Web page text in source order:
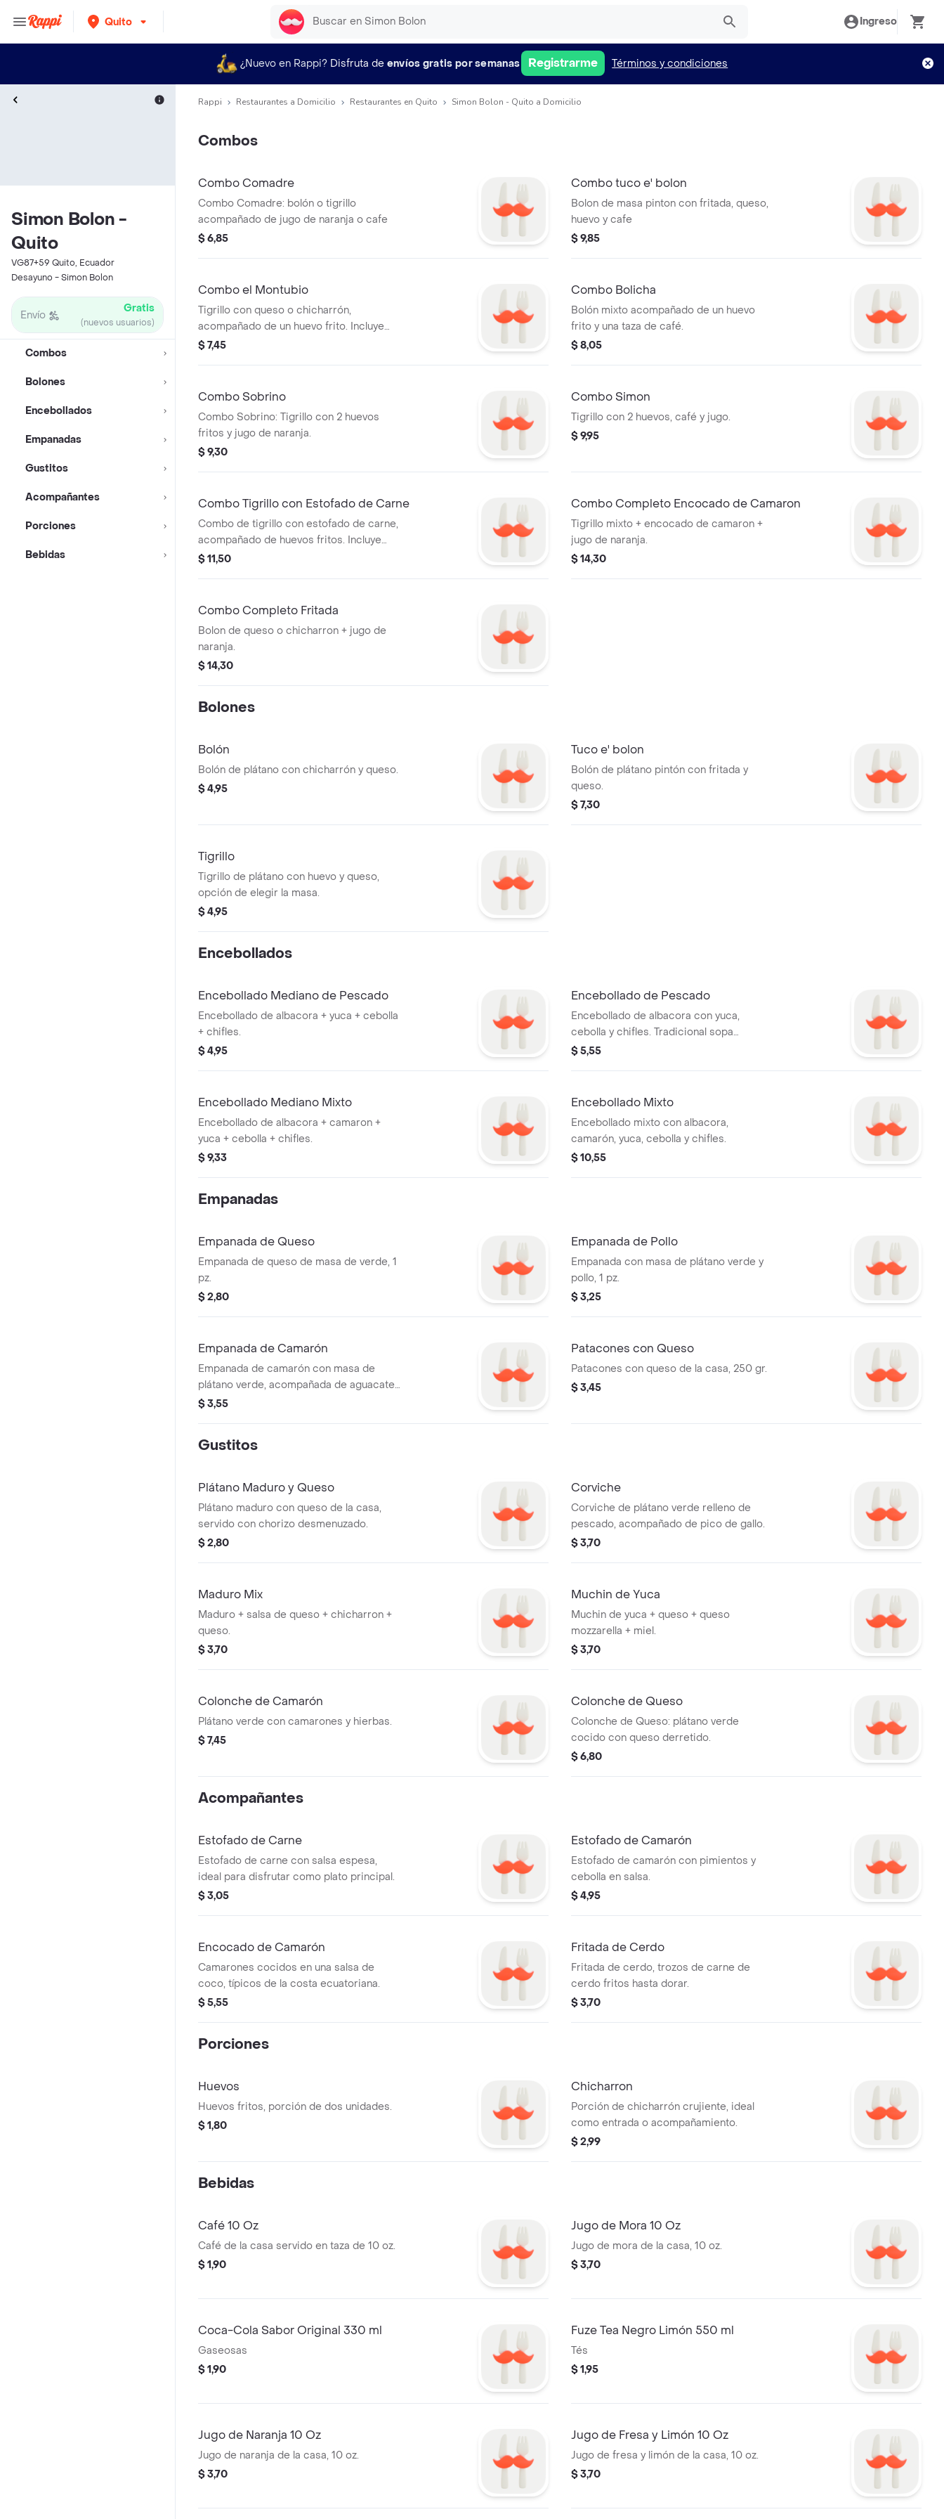
Quito Ingreso
¿Nuevo en Rappi? Disfruta de envíos gratis por semanas Registrarme Términos y condiciones
Simon Bolon -
Quito
VG87+59 Quito, Ecuador
Desayuno - Simon Bolon
Envío Gratis
(nuevos usuarios)
Combos
Bolones
Encebollados
Empanadas
Gustitos
Acompañantes
Porciones
Bebidas
Rappi Restaurantes a Domicilio Restaurantes en Quito Simon Bolon - Quito a Domicilio
Combos
Combo Comadre
Combo Comadre: bolón o tigrillo
acompañado de jugo de naranja o cafe
$ 6,85
Combo tuco e' bolon
Bolon de masa pinton con fritada, queso,
huevo y cafe
$ 9,85
Combo el Montubio
Tigrillo con queso o chicharrón,
acompañado de un huevo frito. Incluye
café.
$ 7,45
Combo Bolicha
Bolón mixto acompañado de un huevo
frito y una taza de café.
$ 8,05
Combo Sobrino
Combo Sobrino: Tigrillo con 2 huevos
fritos y jugo de naranja.
$ 9,30
Combo Simon
Tigrillo con 2 huevos, café y jugo.
$ 9,95
Combo Tigrillo con Estofado de Carne
Combo de tigrillo con estofado de carne,
acompañado de huevos fritos. Incluye
bebida.
$ 11,50
Combo Completo Encocado de Camaron
Tigrillo mixto + encocado de camaron +
jugo de naranja.
$ 14,30
Combo Completo Fritada
Bolon de queso o chicharron + jugo de
naranja.
$ 14,30
Bolones
Bolón
Bolón de plátano con chicharrón y queso.
$ 4,95
Tuco e' bolon
Bolón de plátano pintón con fritada y
queso.
$ 7,30
Tigrillo
Tigrillo de plátano con huevo y queso,
opción de elegir la masa.
$ 4,95
Encebollados
Encebollado Mediano de Pescado
Encebollado de albacora + yuca + cebolla
+ chifles.
$ 4,95
Encebollado de Pescado
Encebollado de albacora con yuca,
cebolla y chifles. Tradicional sopa
ecuatoriana.
$ 5,55
Encebollado Mediano Mixto
Encebollado de albacora + camaron +
yuca + cebolla + chifles.
$ 9,33
Encebollado Mixto
Encebollado mixto con albacora,
camarón, yuca, cebolla y chifles.
$ 10,55
Empanadas
Empanada de Queso
Empanada de queso de masa de verde, 1
pz.
$ 2,80
Empanada de Pollo
Empanada con masa de plátano verde y
pollo, 1 pz.
$ 3,25
Empanada de Camarón
Empanada de camarón con masa de
plátano verde, acompañada de aguacate.
1 pieza.
$ 3,55
Patacones con Queso
Patacones con queso de la casa, 250 gr.
$ 3,45
Gustitos
Plátano Maduro y Queso
Plátano maduro con queso de la casa,
servido con chorizo desmenuzado.
$ 2,80
Corviche
Corviche de plátano verde relleno de
pescado, acompañado de pico de gallo.
$ 3,70
Maduro Mix
Maduro + salsa de queso + chicharron +
queso.
$ 3,70
Muchin de Yuca
Muchin de yuca + queso + queso
mozzarella + miel.
$ 3,70
Colonche de Camarón
Plátano verde con camarones y hierbas.
$ 7,45
Colonche de Queso
Colonche de Queso: plátano verde
cocido con queso derretido.
$ 6,80
Acompañantes
Estofado de Carne
Estofado de carne con salsa espesa,
ideal para disfrutar como plato principal.
$ 3,05
Estofado de Camarón
Estofado de camarón con pimientos y
cebolla en salsa.
$ 4,95
Encocado de Camarón
Camarones cocidos en una salsa de
coco, típicos de la costa ecuatoriana.
$ 5,55
Fritada de Cerdo
Fritada de cerdo, trozos de carne de
cerdo fritos hasta dorar.
$ 3,70
Porciones
Huevos
Huevos fritos, porción de dos unidades.
$ 1,80
Chicharron
Porción de chicharrón crujiente, ideal
como entrada o acompañamiento.
$ 2,99
Bebidas
Café 10 Oz
Café de la casa servido en taza de 10 oz.
$ 1,90
Jugo de Mora 10 Oz
Jugo de mora de la casa, 10 oz.
$ 3,70
Coca-Cola Sabor Original 330 ml
Gaseosas
$ 1,90
Fuze Tea Negro Limón 550 ml
Tés
$ 1,95
Jugo de Naranja 10 Oz
Jugo de naranja de la casa, 10 oz.
$ 3,70
Jugo de Fresa y Limón 10 Oz
Jugo de fresa y limón de la casa, 10 oz.
$ 3,70